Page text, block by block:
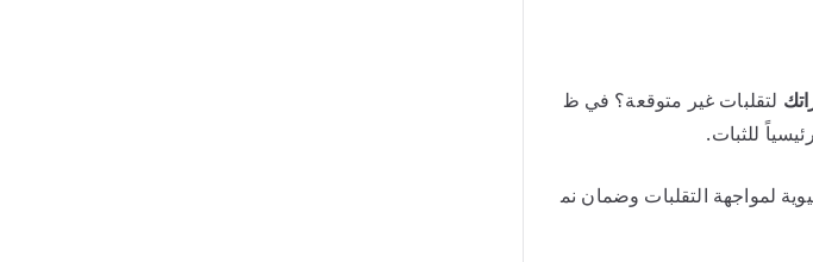
لتقلبات غير متوقعة؟ في ظ
للثبات.
لمواجهة التقلبات وضمان نم